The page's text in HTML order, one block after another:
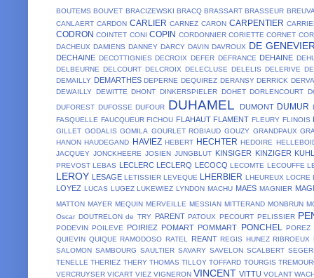
BOUTEMS BOUVET BRACIZEWSKI BRACQ BRASSART BRASSEUR
CANLAERT CARDON CARLIER CARNEZ CARON CARPENTIER
CODRON COINTET CONI COPIN CORDONNIER CORIETTE CORNET
DACHEUX DAMIENS DANNEY DARCY DAVIN DAVROUX DE
DECHAINE DECOTTIGNIES DECROIX DEFER DEFRANCE DEHAINE
DELBEURNE DELCOURT DELCROIX DELECLUSE DELELIS DELERIVE
DEMAILLY DEMARTHES DEPERNE DEQUIREZ DERANSY DERRICK
DEWAILLY DEWITTE DHONT DINKERSPIELER DOHET DORLENCOURT
DUFOREST DUFOSSE DUFOUR DUHAMEL DUMONT DUMUR
FASQUELLE FAUCQUEUR FICHOU FLAHAUT FLAMENT FLEURY FLINOIS
GILLET GODALIS GOMILA GOURLET ROBIAUD GOUZY GRANDPAUX
HANON HAUDEGAND HAVIEZ HEBERT HECHTER HEDOIRE
JACQUEY JONCKHEERE JOSIEN JUNGBLUT KINSIGER KINZIGER
PREVOST LEBAS LECLERC LECLERQ LECOCQ LECOMTE LECOUFFE
LEROY LESAGE LETISSIER LEVEQUE LHERBIER LHEUREUX LOCRE
LOYEZ LUCAS LUGEZ LUKEWIEZ LYNDON MACHU MAES MAGNIER
MATTON MAYER MEQUIN MERVEILLE MESSIAN MITTERAND MONBRUN
Oscar DOUTRELON de TRY PARENT PATOUX PECOURT PELISSIER
PODEVIN POILEVE POIRIEZ POMART POMMART PONCHEL POREZ
QUIEVIN QUIQUE RAMODOSO RATEL REANT REGIS HUNEZ RIBROEUX
SALOMON SAMBOURG SAULTIER SAVARY SAVELON SCALBERT
TENELLE THERIEZ THERY THOMAS TILLOY TOFFARD TOURGIS
VERCRUYSER VICART VIEZ VIGNERON VINCENT VITTU VOLANT